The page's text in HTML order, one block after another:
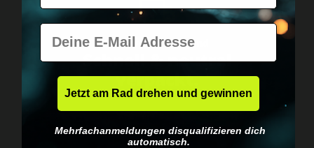
Weltweiter Versand
Schnell & neutral
verpackt.
E-Mail
Jetzt am Rad drehen und gewinnen
Mehrfachanmeldungen disqualifizieren dich
automatisch.